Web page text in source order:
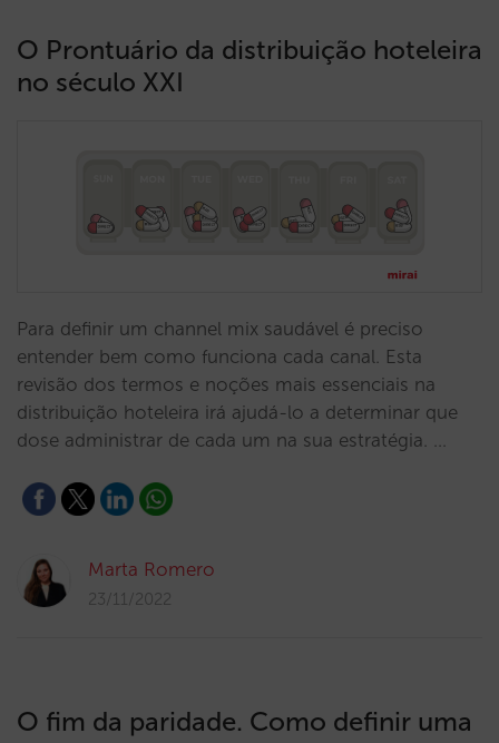
O Prontuário da distribuição hoteleira
no século XXI
Para definir um channel mix saudável é preciso
entender bem como funciona cada canal. Esta
revisão dos termos e noções mais essenciais na
distribuição hoteleira irá ajudá-lo a determinar que
dose administrar de cada um na sua estratégia. …
Marta Romero
23/11/2022
O fim da paridade. Como definir uma